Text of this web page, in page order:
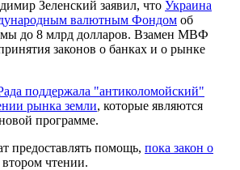
Зеленский заявил, что Украина
валютным Фондом об
до 8 млрд долларов. Взамен МВФ
законов о банках и о рынке
поддержала "антиколомойский"
рынка земли, которые являются
программе.
предоставлять помощь, пока закон о
втором чтении.